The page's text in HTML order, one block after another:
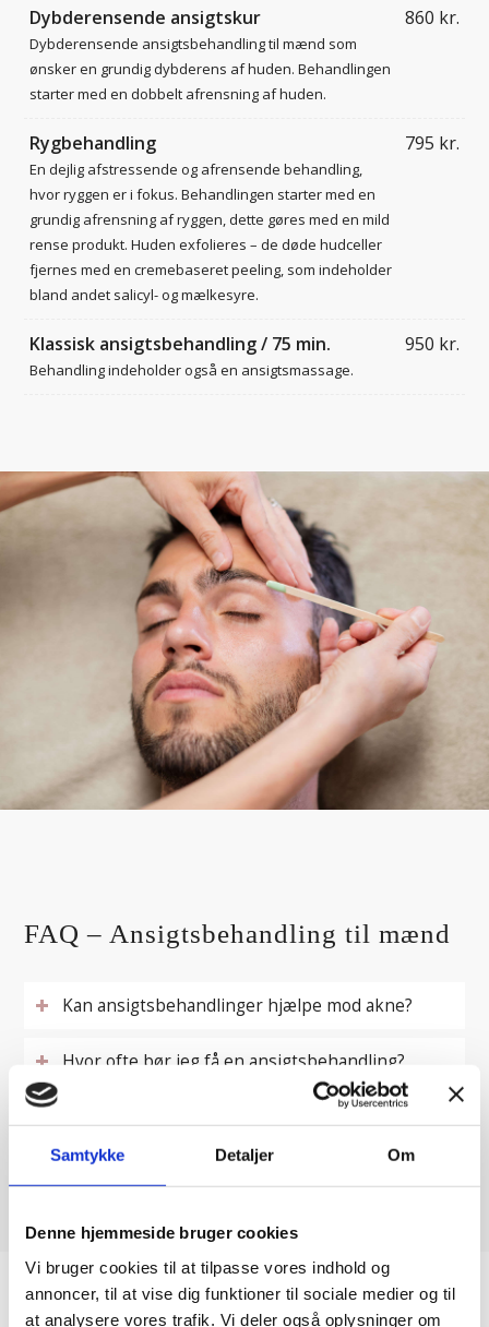
Samtykke Detaljer Om
Denne hjemmeside bruger cookies
Vi bruger cookies til at tilpasse vores indhold og
annoncer, til at vise dig funktioner til sociale medier og til
at analysere vores trafik. Vi deler også oplysninger om
Dybderensende ansigtskur 860 kr.
Dybderensende ansigtsbehandling til mænd som
ønsker en grundig dybderens af huden. Behandlingen
starter med en dobbelt afrensning af huden.
Rygbehandling 795 kr.
En dejlig afstressende og afrensende behandling,
hvor ryggen er i fokus. Behandlingen starter med en
grundig afrensning af ryggen, dette gøres med en mild
rense produkt. Huden exfolieres – de døde hudceller
fjernes med en cremebaseret peeling, som indeholder
bland andet salicyl- og mælkesyre.
Klassisk ansigtsbehandling / 75 min. 950 kr.
Behandling indeholder også en ansigtsmassage.
FAQ – Ansigtsbehandling til mænd
Kan ansigtsbehandlinger hjælpe mod akne?
Hvor ofte bør jeg få en ansigtsbehandling?
mænd?